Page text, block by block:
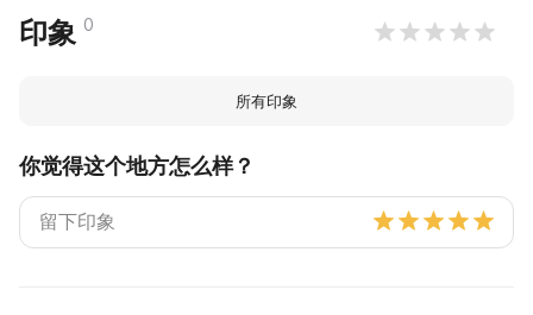
印象 0
所有印象
你觉得这个地方怎么样？